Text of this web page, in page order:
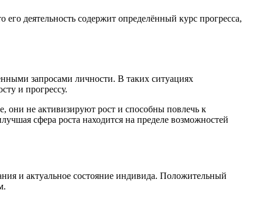
деятельность содержит определённый курс прогресса,
запросами личности. В таких ситуациях
и прогрессу.
они не активизируют рост и способны повлечь к
сфера роста находится на пределе возможностей
и актуальное состояние индивида. Положительный